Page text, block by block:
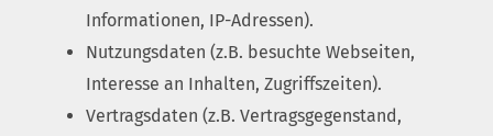
Informationen, IP-Adressen).
Nutzungsdaten (z.B. besuchte Webseiten,
Interesse an Inhalten, Zugriffszeiten).
Vertragsdaten (z.B. Vertragsgegenstand,